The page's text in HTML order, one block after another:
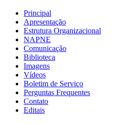
Principal
Apresentação
Estrutura Organizacional
NAPNE
Comunicação
Biblioteca
Imagens
Vídeos
Boletim de Serviço
Perguntas Frequentes
Contato
Editais